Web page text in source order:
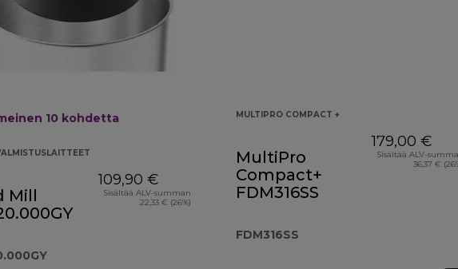
10 kohdetta
Mill
109,90 €
Sisältää ALV-summan
22,33 € (26%)
MULTIPRO COMPACT +
MultiPro
Compact+
FDM316SS
FDM316SS
179,00 €
Sisältää ALV-
36,37 €